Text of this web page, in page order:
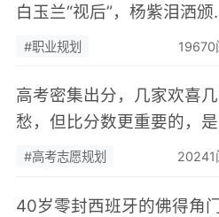
白玉兰“视后”，杨紫泪洒颁
现场：所有职场高光时刻
#职业规划 19670
高考密集出分，几家欢喜
愁，但比分数更重要的，是
子未来30年的“人生职愿”
#高考志愿规划 20241
40岁零封西班牙的佛得角门